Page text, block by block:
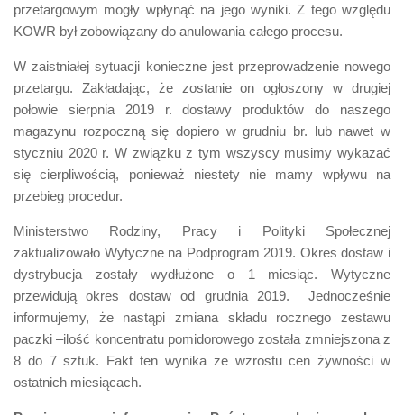
przetargowym mogły wpłynąć na jego wyniki. Z tego względu
KOWR był zobowiązany do anulowania całego procesu.
W zaistniałej sytuacji konieczne jest przeprowadzenie nowego
przetargu. Zakładając, że zostanie on ogłoszony w drugiej
połowie sierpnia 2019 r. dostawy produktów do naszego
magazynu rozpoczną się dopiero w grudniu br. lub nawet w
styczniu 2020 r. W związku z tym wszyscy musimy wykazać
się cierpliwością, ponieważ niestety nie mamy wpływu na
przebieg procedur.
Ministerstwo Rodziny, Pracy i Polityki Społecznej
zaktualizowało Wytyczne na Podprogram 2019. Okres dostaw i
dystrybucja zostały wydłużone o 1 miesiąc. Wytyczne
przewidują okres dostaw od grudnia 2019. Jednocześnie
informujemy, że nastąpi zmiana składu rocznego zestawu
paczki –ilość koncentratu pomidorowego została zmniejszona z
8 do 7 sztuk. Fakt ten wynika ze wzrostu cen żywności w
ostatnich miesiącach.